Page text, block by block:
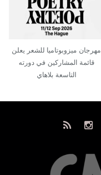
مهرجان ميزوبوتاميا للشعر يعلن
قائمة المشاركين في دورته
التاسعة بلاهاي